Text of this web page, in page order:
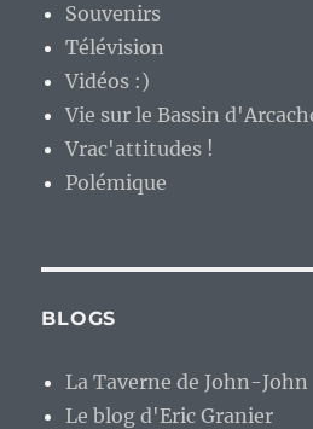
Souvenirs
Télévision
Vidéos :)
Vie sur le Bassin
Vrac'attitudes !
Polémique
BLOGS
La Taverne de John-John
Le blog d'Eric Granier